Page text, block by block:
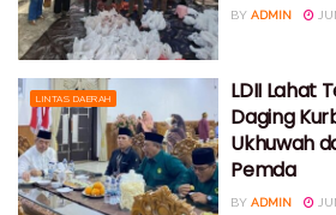
BY ADMIN
LINTAS DAERAH
LDII Lahat
Daging
Ukhuwah
Pemda
BY ADMIN